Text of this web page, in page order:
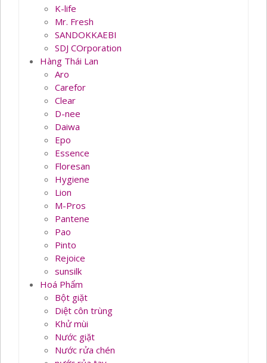
K-life
Mr. Fresh
SANDOKKAEBI
SDJ COrporation
Hàng Thái Lan
Aro
Carefor
Clear
D-nee
Daiwa
Epo
Essence
Floresan
Hygiene
Lion
M-Pros
Pantene
Pao
Pinto
Rejoice
sunsilk
Hoá Phẩm
Bột giặt
Diệt côn trùng
Khử mùi
Nước giặt
Nước rửa chén